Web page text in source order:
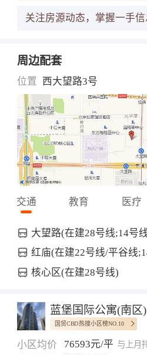
关注房源动态，掌握一手信
周边配套
位置 西大望路3号
交通 教育 医疗
红庙(在建22号线/平谷线
核心区(在建28号线)
蓝堡国际公寓(南区)
国贸CBD热搜小区榜NO.10
小区均价 76593元/平 与上月